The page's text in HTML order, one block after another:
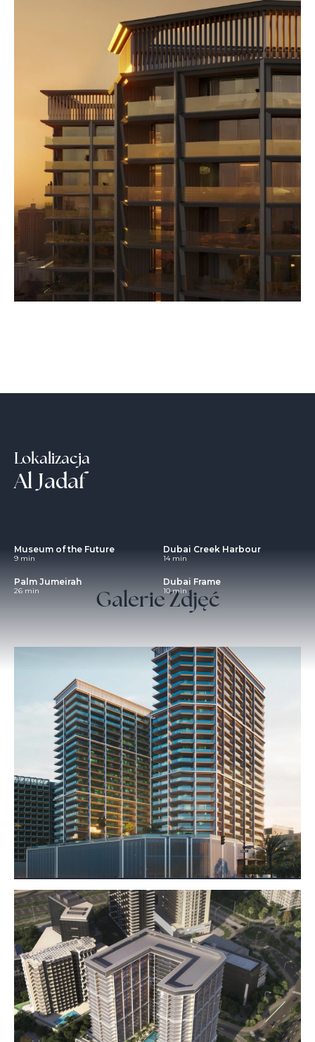
Lokalizacja
Al Jadaf
Museum of the Future
9 min
Dubai Creek Harbour
14 min
Palm Jumeirah
26 min
Dubai Frame
10 min
Galerie Zdjęć